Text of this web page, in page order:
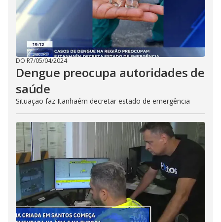
DO R7/05/04/2024
Dengue preocupa autoridades de
saúde
Situação faz Itanhaém decretar estado de emergência